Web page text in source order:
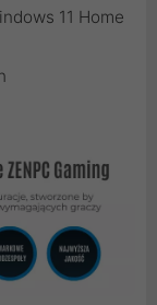
11 Home